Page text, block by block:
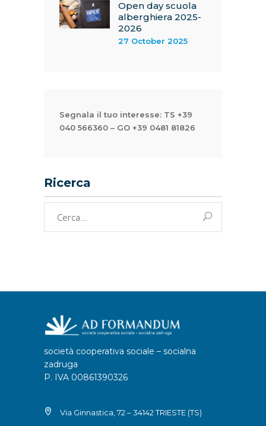
Open day scuola
alberghiera 2025-
2026
27 October 2025
Segnala il tuo interesse: TS +39
040 566360 – GO +39 0481 81826
Ricerca
per:
società cooperativa sociale – socialna
zadruga
P. IVA 00861390326
Via Ginnastica, 72 – 34142 TRIESTE (TS)